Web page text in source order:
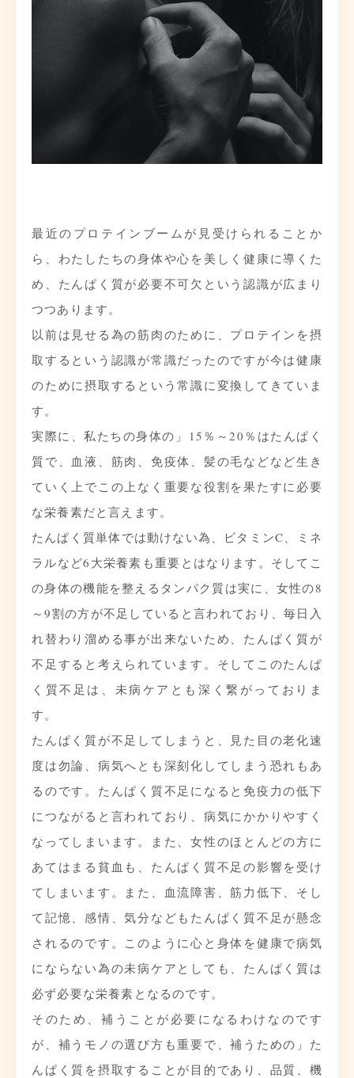
最近のプロテインブームが見受けられることか
ら、わたしたちの身体や心を美しく健康に導くた
め、たんぱく質が必要不可欠という認識が広まり
つつあります。
以前は見せる為の筋肉のために、プロテインを摂
取するという認識が常識だったのですが今は健康
のために摂取するという常識に変換してきていま
す。
実際に、私たちの身体の」15％～20％はたんぱく
質で、血液、筋肉、免疫体、髪の毛などなど生き
ていく上でこの上なく重要な役割を果たすに必要
な栄養素だと言えます。
たんぱく質単体では動けない為、ビタミンC、ミネ
ラルなど6大栄養素も重要とはなります。そしてこ
の身体の機能を整えるタンパク質は実に、女性の8
～9割の方が不足していると言われており、毎日入
れ替わり溜める事が出来ないため、たんぱく質が
不足すると考えられています。そしてこのたんぱ
く質不足は、未病ケアとも深く繋がっておりま
す。
たんぱく質が不足してしまうと、見た目の老化速
度は勿論、病気へとも深刻化してしまう恐れもあ
るのです。たんぱく質不足になると免疫力の低下
につながると言われており、病気にかかりやすく
なってしまいます。また、女性のほとんどの方に
あてはまる貧血も、たんぱく質不足の影響を受け
てしまいます。また、血流障害、筋力低下、そし
て記憶、感情、気分などもたんぱく質不足が懸念
されるのです。このように心と身体を健康で病気
にならない為の未病ケアとしても、たんぱく質は
必ず必要な栄養素となるのです。
そのため、補うことが必要になるわけなのです
が、補うモノの選び方も重要で、補うための」た
んぱく質を摂取することが目的であり、品質、機